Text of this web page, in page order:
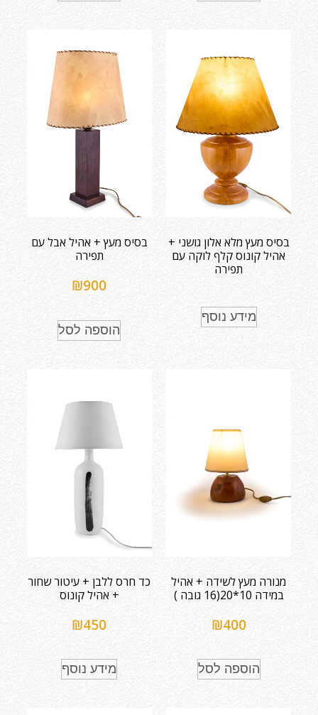
בסיס מעץ מלא אלון גושני +
אהיל קונוס קלף לוקה עם
תפירה
מידע נוסף
בסיס מעץ + אהיל אבל עם
תפירה
₪900
הוספה לסל
מנורה מעץ לשידה + אהיל
במידה 10*20(16 גובה )
₪400
הוספה לסל
כד חרס ללבן + עיטור שחור
+ אהיל קונוס
₪450
מידע נוסף